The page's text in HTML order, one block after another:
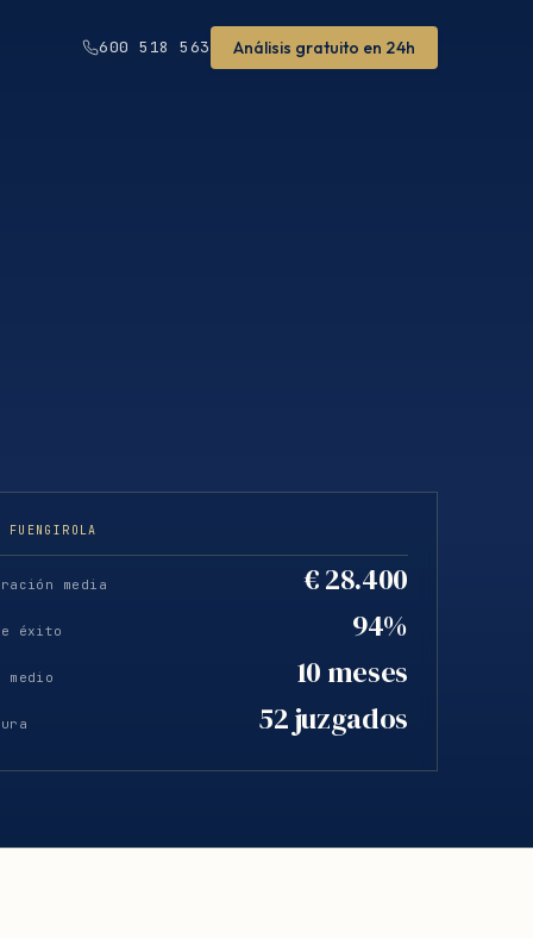
600 518 563 Análisis gratuito en 24h
media € 28.400
éxito 94%
medio 10 meses
52 juzgados